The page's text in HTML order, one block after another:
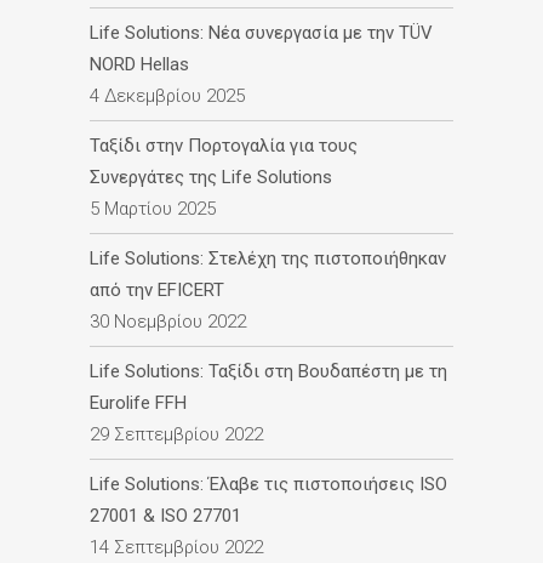
Life Solutions: Νέα συνεργασία με την TÜV
NORD Hellas
4 Δεκεμβρίου 2025
Ταξίδι στην Πορτογαλία για τους
Συνεργάτες της Life Solutions
5 Μαρτίου 2025
Life Solutions: Στελέχη της πιστοποιήθηκαν
από την EFICERT
30 Νοεμβρίου 2022
Life Solutions: Ταξίδι στη Βουδαπέστη με τη
Eurolife FFH
29 Σεπτεμβρίου 2022
Life Solutions: Έλαβε τις πιστοποιήσεις ISO
27001 & ISO 27701
14 Σεπτεμβρίου 2022